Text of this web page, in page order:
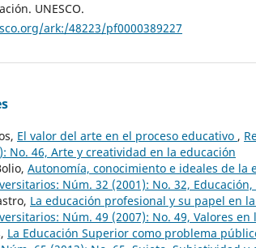
UNESCO.
ark:/48223/pf0000389227
El valor del arte en el proceso educativo ,
No. 46, Arte y creatividad en la educación
Autonomía, conocimiento e ideales de la
Núm. 32 (2001): No. 32,
La educación profesional y su papel en
Núm. 49 (2007): No. 49, Valores
La Educación Superior como problema